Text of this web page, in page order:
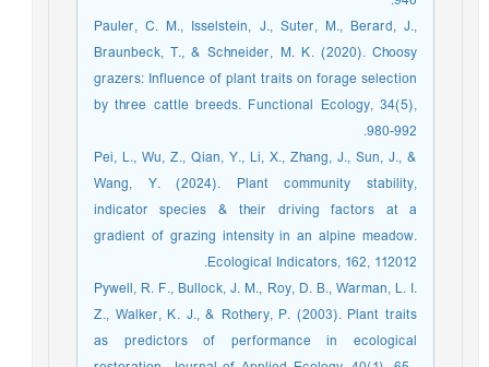
Pauler, C. M., Isselstein, J., Suter, M., Berard, J.,
Braunbeck, T., & Schneider, M. K. (2020). Choosy
grazers: Influence of plant traits on forage selection
by three cattle breeds. Functional Ecology, 34(5),
980-992.
Pei, L., Wu, Z., Qian, Y., Li, X., Zhang, J., Sun, J., &
Wang, Y. (2024). Plant community stability,
indicator species & their driving factors at a
gradient of grazing intensity in an alpine meadow.
Ecological Indicators, 162, 112012.
Pywell, R. F., Bullock, J. M., Roy, D. B., Warman, L. I.
Z., Walker, K. J., & Rothery, P. (2003). Plant traits
as predictors of performance in ecological